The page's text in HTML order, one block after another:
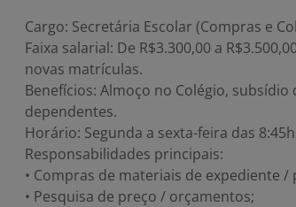
Cargo: Secretária Escolar (Compras e
Faixa salarial: De R$3.300,00 a
novas matrículas.
Benefícios: Almoço no Colégio,
dependentes.
Horário: Segunda a sexta-feira das
Responsabilidades principais:
• Compras de materiais de expediente /
• Pesquisa de preço / orçamentos;